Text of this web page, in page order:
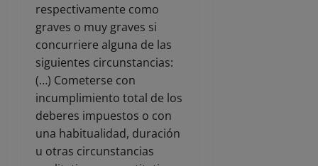
respectivamente como
graves o muy graves si
concurriere alguna de las
siguientes circunstancias:
(…) Cometerse con
incumplimiento total de los
deberes impuestos o con
una habitualidad, duración
u otras circunstancias